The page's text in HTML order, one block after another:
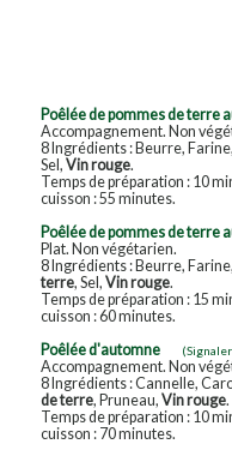
Poêlée de pommes de terre
Accompagnement. Non
8 Ingrédients : Beurre,
Sel, Vin rouge.
Temps de préparation : 10
cuisson : 55 minutes.
Poêlée de pommes de terre
Plat. Non végétarien.
8 Ingrédients : Beurre,
terre, Sel, Vin rouge.
Temps de préparation : 15
cuisson : 60 minutes.
Poêlée d'automne
Accompagnement. Non
8 Ingrédients : Cannelle,
de terre, Pruneau, Vin rouge.
Temps de préparation : 10
cuisson : 70 minutes.